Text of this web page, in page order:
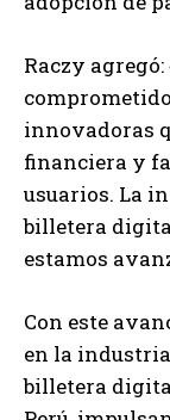
Raczy
innovadoras
financiera y
usuarios. La
billetera
estamos
Con este
en la
billetera